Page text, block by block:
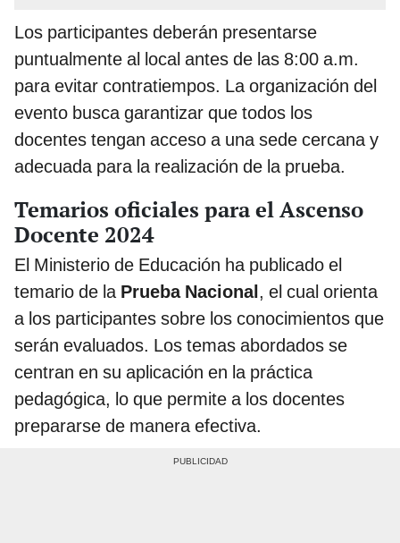
Los participantes deberán presentarse
puntualmente al local antes de las 8:00 a.m.
para evitar contratiempos. La organización del
evento busca garantizar que todos los
docentes tengan acceso a una sede cercana y
adecuada para la realización de la prueba.
Temarios oficiales para el Ascenso
Docente 2024
El Ministerio de Educación ha publicado el
temario de la Prueba Nacional , el cual orienta
a los participantes sobre los conocimientos que
serán evaluados. Los temas abordados se
centran en su aplicación en la práctica
pedagógica, lo que permite a los docentes
prepararse de manera efectiva.